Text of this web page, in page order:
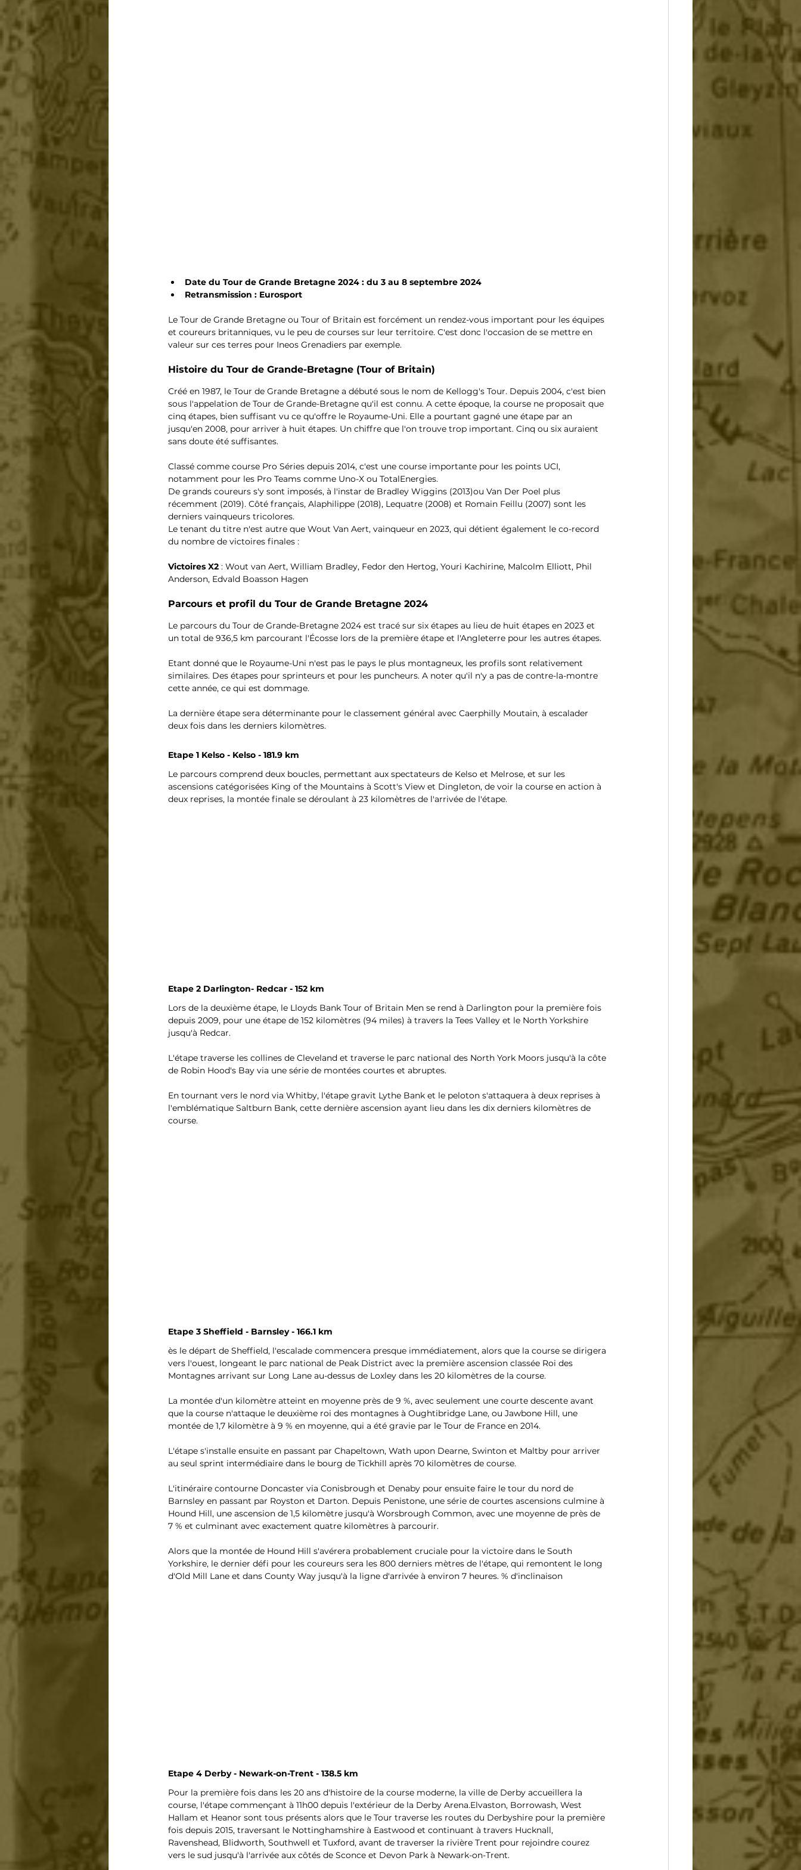
Date du Tour de Grande Bretagne 2024 : du 3 au 8 septembre 2024
Retransmission : Eurosport
Le Tour de Grande Bretagne ou Tour of Britain est forcément un rendez-vous important pour les équipes
et coureurs britanniques, vu le peu de courses sur leur territoire. C'est donc l'occasion de se mettre en
valeur sur ces terres pour Ineos Grenadiers par exemple.
Histoire du Tour de Grande-Bretagne (Tour of Britain)
Créé en 1987, le Tour de Grande Bretagne a débuté sous le nom de Kellogg's Tour. Depuis 2004, c'est bien
sous l'appelation de Tour de Grande-Bretagne qu'il est connu. A cette époque, la course ne proposait que
cinq étapes, bien suffisant vu ce qu'offre le Royaume-Uni. Elle a pourtant gagné une étape par an
jusqu'en 2008, pour arriver à huit étapes. Un chiffre que l'on trouve trop important. Cinq ou six auraient
sans doute été suffisantes.
Classé comme course Pro Séries depuis 2014, c'est une course importante pour les points UCI,
notamment pour les Pro Teams comme Uno-X ou TotalEnergies.
De grands coureurs s'y sont imposés, à l'instar de Bradley Wiggins (2013)ou Van Der Poel plus
récemment (2019). Côté français, Alaphilippe (2018), Lequatre (2008) et Romain Feillu (2007) sont les
derniers vainqueurs tricolores.
Le tenant du titre n'est autre que Wout Van Aert, vainqueur en 2023, qui détient également le co-record
du nombre de victoires finales :
Victoires X2 : Wout van Aert, William Bradley, Fedor den Hertog, Youri Kachirine, Malcolm Elliott, Phil
Anderson, Edvald Boasson Hagen
Parcours et profil du Tour de Grande Bretagne 2024
Le parcours du Tour de Grande-Bretagne 2024 est tracé sur six étapes au lieu de huit étapes en 2023 et
un total de 936,5 km parcourant l'Écosse lors de la première étape et l'Angleterre pour les autres étapes.
Etant donné que le Royaume-Uni n'est pas le pays le plus montagneux, les profils sont relativement
similaires. Des étapes pour sprinteurs et pour les puncheurs. A noter qu'il n'y a pas de contre-la-montre
cette année, ce qui est dommage.
La dernière étape sera déterminante pour le classement général avec Caerphilly Moutain, à escalader
deux fois dans les derniers kilomètres.
Etape 1 Kelso - Kelso - 181.9 km
Le parcours comprend deux boucles, permettant aux spectateurs de Kelso et Melrose, et sur les
ascensions catégorisées King of the Mountains à Scott's View et Dingleton, de voir la course en action à
deux reprises, la montée finale se déroulant à 23 kilomètres de l'arrivée de l'étape.
Etape 2 Darlington- Redcar - 152 km
Lors de la deuxième étape, le Lloyds Bank Tour of Britain Men se rend à Darlington pour la première fois
depuis 2009, pour une étape de 152 kilomètres (94 miles) à travers la Tees Valley et le North Yorkshire
jusqu'à Redcar.
L'étape traverse les collines de Cleveland et traverse le parc national des North York Moors jusqu'à la côte
de Robin Hood's Bay via une série de montées courtes et abruptes.
En tournant vers le nord via Whitby, l'étape gravit Lythe Bank et le peloton s'attaquera à deux reprises à
l'emblématique Saltburn Bank, cette dernière ascension ayant lieu dans les dix derniers kilomètres de
course.
Etape 3 Sheffield - Barnsley - 166.1 km
ès le départ de Sheffield, l'escalade commencera presque immédiatement, alors que la course se dirigera
vers l'ouest, longeant le parc national de Peak District avec la première ascension classée Roi des
Montagnes arrivant sur Long Lane au-dessus de Loxley dans les 20 kilomètres de la course.
La montée d'un kilomètre atteint en moyenne près de 9 %, avec seulement une courte descente avant
que la course n'attaque le deuxième roi des montagnes à Oughtibridge Lane, ou Jawbone Hill, une
montée de 1,7 kilomètre à 9 % en moyenne, qui a été gravie par le Tour de France en 2014.
L'étape s'installe ensuite en passant par Chapeltown, Wath upon Dearne, Swinton et Maltby pour arriver
au seul sprint intermédiaire dans le bourg de Tickhill après 70 kilomètres de course.
L'itinéraire contourne Doncaster via Conisbrough et Denaby pour ensuite faire le tour du nord de
Barnsley en passant par Royston et Darton. Depuis Penistone, une série de courtes ascensions culmine à
Hound Hill, une ascension de 1,5 kilomètre jusqu'à Worsbrough Common, avec une moyenne de près de
7 % et culminant avec exactement quatre kilomètres à parcourir.
Alors que la montée de Hound Hill s'avérera probablement cruciale pour la victoire dans le South
Yorkshire, le dernier défi pour les coureurs sera les 800 derniers mètres de l'étape, qui remontent le long
d'Old Mill Lane et dans County Way jusqu'à la ligne d'arrivée à environ 7 heures. % d'inclinaison
Etape 4 Derby - Newark-on-Trent - 138.5 km
Pour la première fois dans les 20 ans d'histoire de la course moderne, la ville de Derby accueillera la
course, l'étape commençant à 11h00 depuis l'extérieur de la Derby Arena.Elvaston, Borrowash, West
Hallam et Heanor sont tous présents alors que le Tour traverse les routes du Derbyshire pour la première
fois depuis 2015, traversant le Nottinghamshire à Eastwood et continuant à travers Hucknall,
Ravenshead, Blidworth, Southwell et Tuxford, avant de traverser la rivière Trent pour rejoindre courez
vers le sud jusqu'à l'arrivée aux côtés de Sconce et Devon Park à Newark-on-Trent.